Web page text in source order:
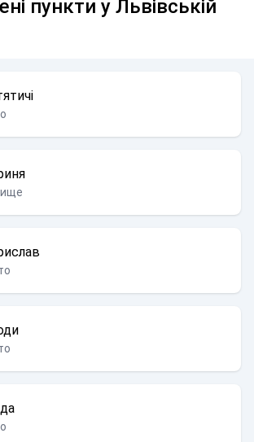
пункти у Львівській